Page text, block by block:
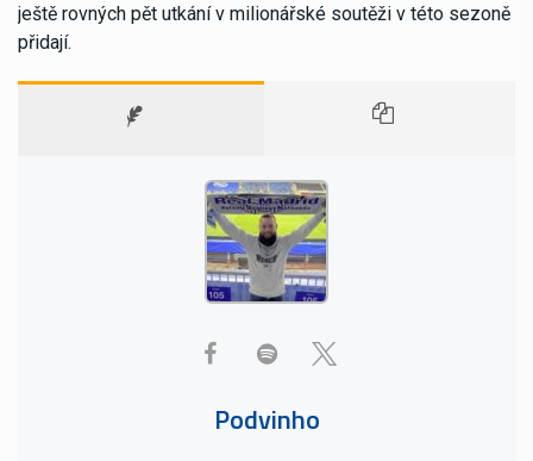
ještě rovných pět utkání v milionářské soutěži v této sezoně
přidají.
Podvinho